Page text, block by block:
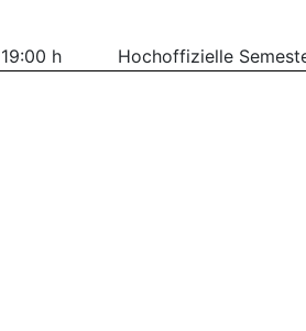
19:00 h Hochoffizielle